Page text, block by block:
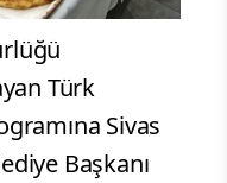
Türk
Sivas
Başkanı